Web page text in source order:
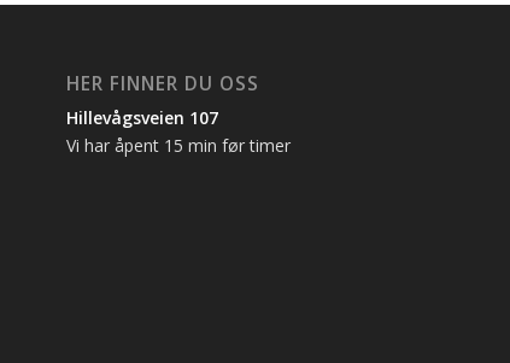
HER FINNER DU OSS
Hillevågsveien 107
Vi har åpent 15 min før timer